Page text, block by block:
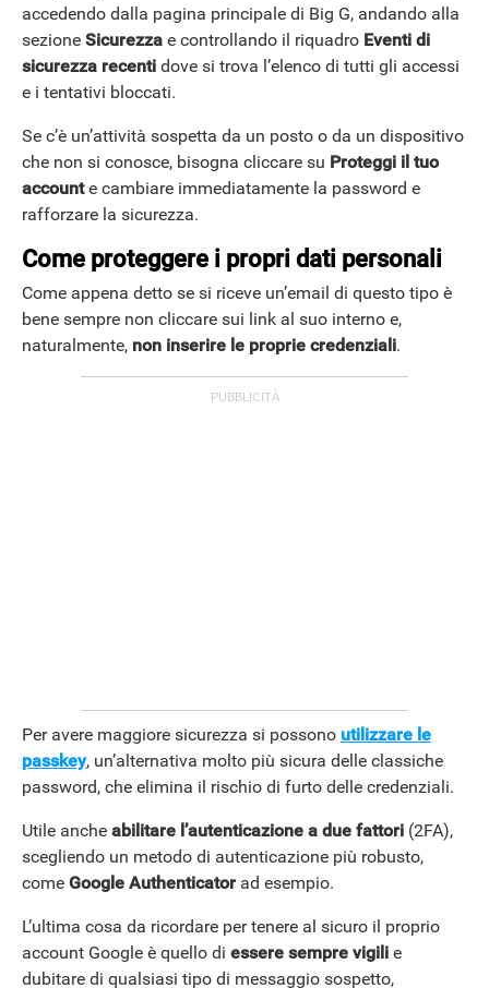
ANDROID
accedendo dalla pagina principale di Big G, andando alla
sezione Sicurezza e controllando il riquadro Eventi di
sicurezza recenti dove si trova l’elenco di tutti gli accessi
e i tentativi bloccati.
Se c’è un’attività sospetta da un posto o da un dispositivo
che non si conosce, bisogna cliccare su Proteggi il tuo
accounte cambiare immediatamente la password e
rafforzare la sicurezza.
Come proteggere i propri dati personali
Come appena detto se si riceve un’email di questo tipo è
bene sempre non cliccare sui link al suo interno e,
naturalmente, non inserire le proprie credenziali.
Per avere maggiore sicurezza si possono utilizzare le
passkey, un’alternativa molto più sicura delle classiche
password, che elimina il rischio di furto delle credenziali.
Utile anche abilitare l’autenticazione a due fattori (2FA),
scegliendo un metodo di autenticazione più robusto,
come Google Authenticator ad esempio.
L’ultima cosa da ricordare per tenere al sicuro il proprio
account Google è quello di essere sempre vigili e
dubitare di qualsiasi tipo di messaggio sospetto,